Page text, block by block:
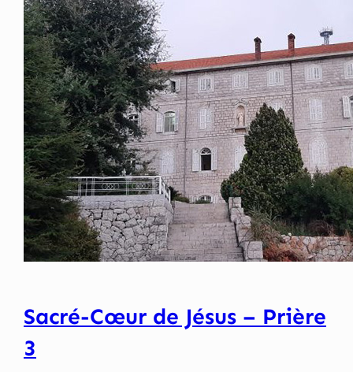
Sacré-Cœur de Jésus – Prière
3